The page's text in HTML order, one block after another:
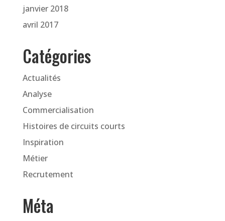
janvier 2018
avril 2017
Catégories
Actualités
Analyse
Commercialisation
Histoires de circuits courts
Inspiration
Métier
Recrutement
Méta